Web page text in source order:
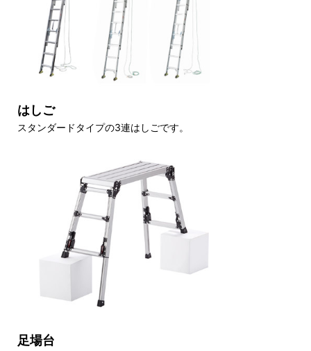
はしご
スタンダードタイプの3連はしごです。
足場台